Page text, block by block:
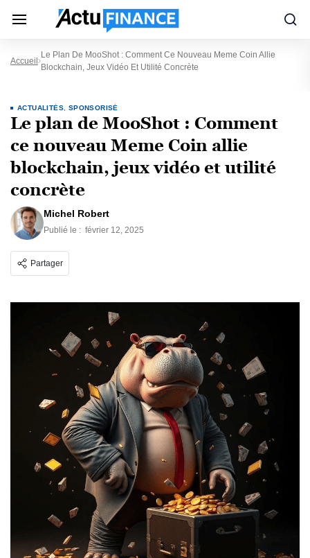
Accueil
Le Plan De MooShot : Comment Ce Nouveau Meme Coin Allie
Blockchain, Jeux Vidéo Et Utilité Concrète
ACTUALITÉS SPONSORISÉ
Le plan de MooShot : Comment
ce nouveau Meme Coin allie
blockchain, jeux vidéo et utilité
concrète
Michel Robert
Publié le : février 12, 2025
Partager